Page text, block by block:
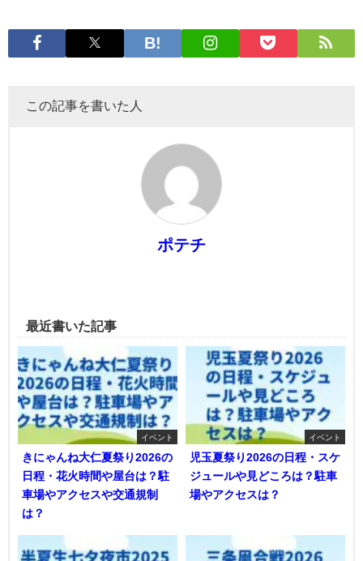
この記事を書いた人
ポテチ
最近書いた記事
イベント
きにゃんね大仁夏祭り2026の
日程・花火時間や屋台は？駐
車場やアクセスや交通規制
は？
イベント
児玉夏祭り2026の日程・スケ
ジュールや見どころは？駐車
場やアクセスは？